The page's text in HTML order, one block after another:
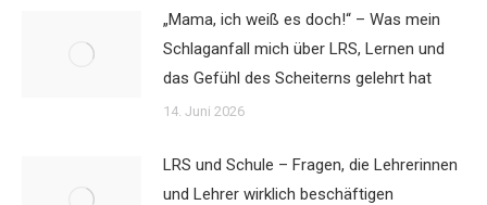
„Mama, ich weiß es doch!“ – Was mein
Schlaganfall mich über LRS, Lernen und
das Gefühl des Scheiterns gelehrt hat
14. Juni 2026
LRS und Schule – Fragen, die Lehrerinnen
und Lehrer wirklich beschäftigen